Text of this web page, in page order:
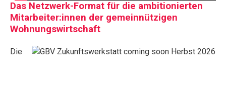
Das Netzwerk-Format für die ambitionierten
Mitarbeiter:innen der gemeinnützigen
Wohnungswirtschaft
Die